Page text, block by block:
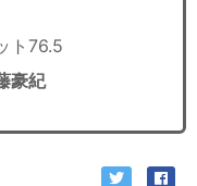
76.5
豪紀